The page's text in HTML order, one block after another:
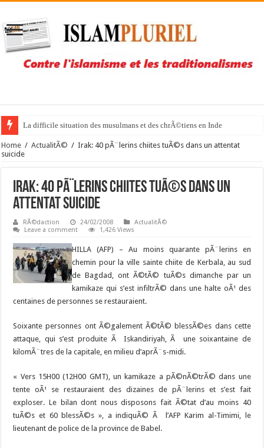
La difficile situation des musulmans et des chrÃ©tiens en Inde
Home / ActualitÃ© / Irak: 40 pÃ¨lerins chiites tuÃ©s dans un attentat
suicide
Irak: 40 pÃ¨lerins chiites tuÃ©s dans un
attentat suicide
RÃ©daction 24/02/2008
ActualitÃ©
Leave a comment
1,426 Views
HILLA (AFP) – Au moins quarante pÃ¨lerins en
chemin pour la ville sainte chiite de Kerbala, au sud
de Bagdad, ont Ã©tÃ© tuÃ©s dimanche par un
kamikaze qui s’est infiltrÃ© dans une halte oÃ¹ des
centaines de personnes se restauraient.
Soixante personnes ont Ã©galement Ã©tÃ© blessÃ©es dans cette
attaque, qui s’est produite Ã Iskandiriyah, Ã une soixantaine de
kilomÃ¨tres de la capitale, en milieu d’aprÃ¨s-midi.
« Vers 15H00 (12H00 GMT), un kamikaze a pÃ©nÃ©trÃ© dans une
tente oÃ¹ se restauraient des dizaines de pÃ¨lerins et s’est fait
exploser. Le bilan dont nous disposons fait Ã©tat d’au moins 40
tuÃ©s et 60 blessÃ©s », a indiquÃ© Ã l’AFP Karim al-Timimi, le
lieutenant de police de la province de Babel.